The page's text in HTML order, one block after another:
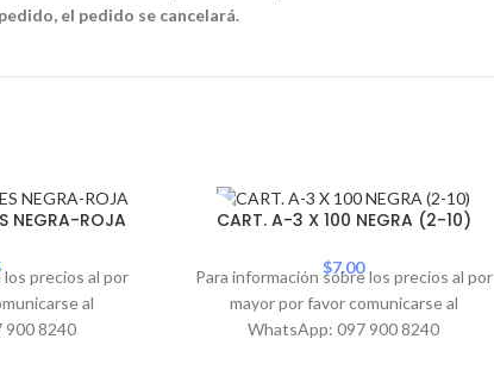
el pedido se cancelará.
NEGRA-ROJA
precios al por
al
900 8240
SOLD
OUTCART. A-3 X 100 NEGRA (2-10)
$7.00
Para información sobre los precios al por
mayor por favor comunicarse al
WhatsApp: 097 900 8240